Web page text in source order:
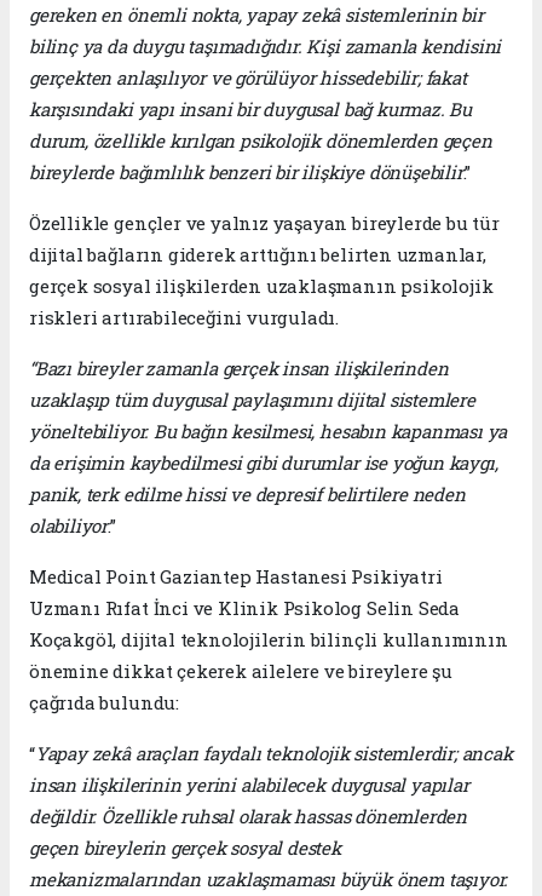
gereken en önemli nokta, yapay zekâ sistemlerinin bir
bilinç ya da duygu taşımadığıdır. Kişi zamanla kendisini
gerçekten anlaşılıyor ve görülüyor hissedebilir; fakat
karşısındaki yapı insani bir duygusal bağ kurmaz. Bu
durum, özellikle kırılgan psikolojik dönemlerden geçen
bireylerde bağımlılık benzeri bir ilişkiye dönüşebilir.”
Özellikle gençler ve yalnız yaşayan bireylerde bu tür
dijital bağların giderek arttığını belirten uzmanlar,
gerçek sosyal ilişkilerden uzaklaşmanın psikolojik
riskleri artırabileceğini vurguladı.
“Bazı bireyler zamanla gerçek insan ilişkilerinden
uzaklaşıp tüm duygusal paylaşımını dijital sistemlere
yöneltebiliyor. Bu bağın kesilmesi, hesabın kapanması ya
da erişimin kaybedilmesi gibi durumlar ise yoğun kaygı,
panik, terk edilme hissi ve depresif belirtilere neden
olabiliyor.”
Medical Point Gaziantep Hastanesi Psikiyatri
Uzmanı Rıfat İnci ve Klinik Psikolog Selin Seda
Koçakgöl, dijital teknolojilerin bilinçli kullanımının
önemine dikkat çekerek ailelere ve bireylere şu
çağrıda bulundu:
“Yapay zekâ araçları faydalı teknolojik sistemlerdir; ancak
insan ilişkilerinin yerini alabilecek duygusal yapılar
değildir. Özellikle ruhsal olarak hassas dönemlerden
geçen bireylerin gerçek sosyal destek
mekanizmalarından uzaklaşmaması büyük önem taşıyor.